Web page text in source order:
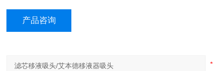
产品咨询